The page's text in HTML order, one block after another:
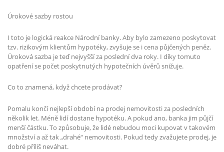
Úrokové sazby rostou
I toto je logická reakce Národní banky. Aby bylo zamezeno poskytovat
tzv. rizikovým klientům hypotéky, zvyšuje se i cena půjčených peněz.
Úroková sazba je teď nejvyšší za poslední dva roky. I díky tomuto
opatření se počet poskytnutých hypotečních úvěrů snižuje.
Co to znamená, když chcete prodávat?
Pomalu končí nejlepší období na prodej nemovitosti za posledních
několik let. Méně lidí dostane hypotéku. A pokud ano, banka jim půjčí
menší částku. To způsobuje, že lidé nebudou moci kupovat v takovém
množství a až tak „drahé“ nemovitosti. Pokud tedy zvažujete prodej, je
dobré příliš neváhat.